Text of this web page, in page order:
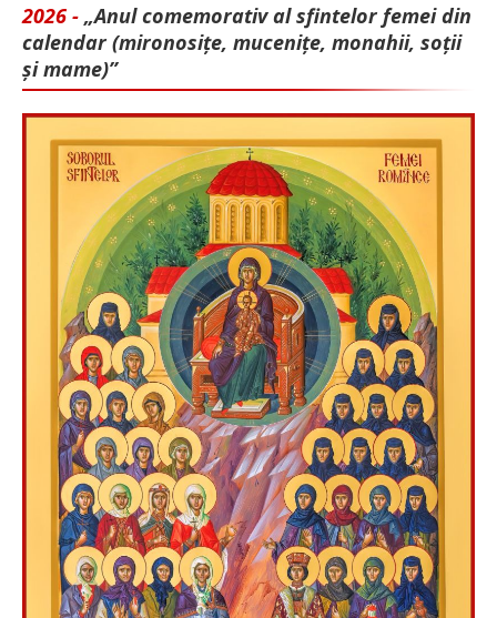
2026 - „Anul comemorativ al sfintelor femei din
calendar (mironosițe, mu­cenițe, monahii, soții
și mame)”